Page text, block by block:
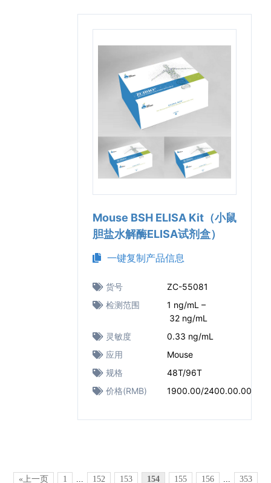
Mouse BSH ELISA Kit（小鼠
胆盐水解酶ELISA试剂盒）
一键复制产品信息
货号
ZC-55081
检测范围
1 ng/mL –
32 ng/mL
灵敏度
0.33 ng/mL
应用
Mouse
规格
48T/96T
价格(RMB)
1900.00/2400.00.00
«上一页 1 ... 152 153 154 155 156 ...
353